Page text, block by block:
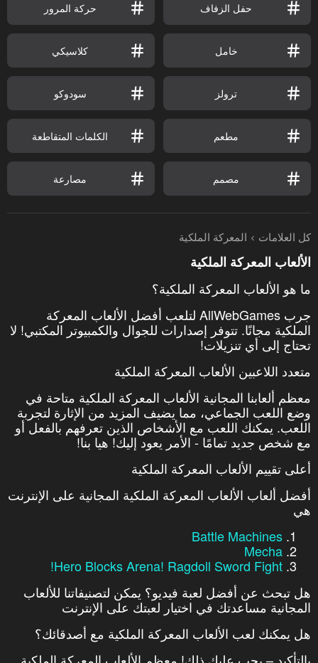
حفل الزفاف حركة المرور
خامل كلاسيكي
ترولز سودوكو
مطعم الكلمات المتقاطعة
مصمم مصارعة
كل العلامات المعركة الملكية
الألعاب المعركة الملكية
ما هو الألعاب المعركة الملكية؟
جرب AllWebGames لتلعب أفضل الألعاب المعركة
الملكية مجانًا. تتوفر إصدارات للجوال والكمبيوتر المكتبي! لا
تحتاج إلى أي تنزيلات!
متعدد اللاعبين الألعاب المعركة الملكية
معظم ألعابنا المجانية الألعاب المعركة الملكية متاحة في
وضع اللعب الجماعي، مما يضيف المزيد من الإثارة لتجربة
اللعب. يمكنك اللعب مع الأشخاص الذين تعرفهم بالفعل أو
مع شخص جديد تمامًا - الأمر يعود إليك! هيا بنا!
أعلى تقييم الألعاب المعركة الملكية
أفضل ألعاب الألعاب المعركة الملكية المجانية على الإنترنت
هي
Battle Machines
Mecha
Hero Blocks Arena! Ragdoll Sword Fight!
هل تبحث عن أفضل لعبة فيديو؟ يمكن لتصنيفاتنا للألعاب
المجانية مساعدتك في اختيار لعبتك على الإنترنت
هل يمكنك لعب الألعاب المعركة الملكية مع أصدقائك؟